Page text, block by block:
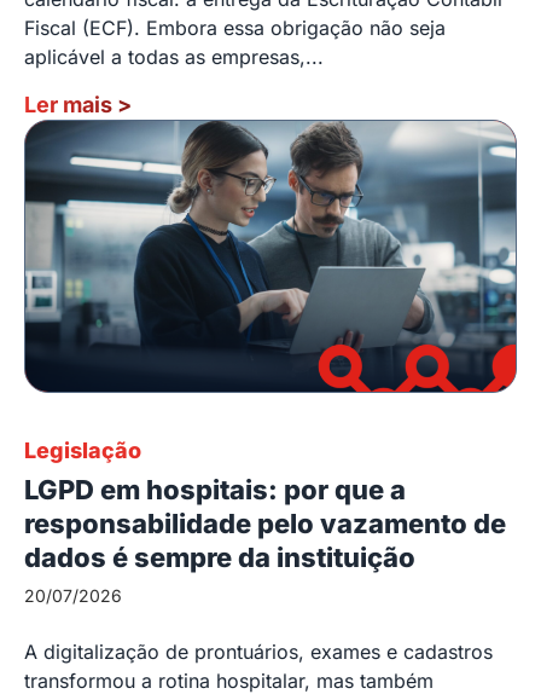
Fiscal (ECF). Embora essa obrigação não seja
aplicável a todas as empresas,...
Ler mais >
Legislação
LGPD em hospitais: por que a
responsabilidade pelo vazamento de
dados é sempre da instituição
20/07/2026
A digitalização de prontuários, exames e cadastros
transformou a rotina hospitalar, mas também